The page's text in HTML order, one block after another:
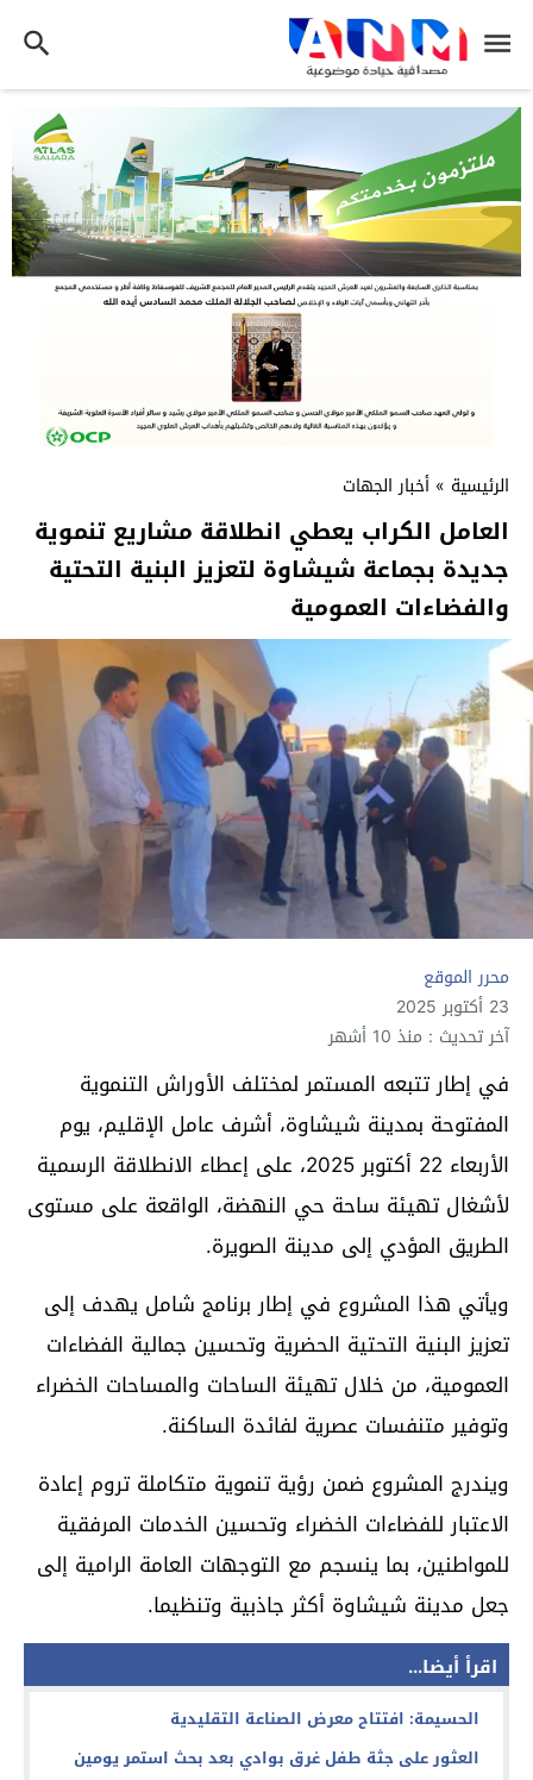
الرئيسية » أخبار الجهات
العامل الكراب يعطي انطلاقة مشاريع تنموية
جديدة بجماعة شيشاوة لتعزيز البنية التحتية
والفضاءات العمومية
محرر الموقع
23 أكتوبر 2025
آخر تحديث : منذ 10 أشهر
في إطار تتبعه المستمر لمختلف الأوراش التنموية
المفتوحة بمدينة شيشاوة، أشرف عامل الإقليم، يوم
الأربعاء 22 أكتوبر 2025، على إعطاء الانطلاقة الرسمية
لأشغال تهيئة ساحة حي النهضة، الواقعة على مستوى
الطريق المؤدي إلى مدينة الصويرة.
ويأتي هذا المشروع في إطار برنامج شامل يهدف إلى
تعزيز البنية التحتية الحضرية وتحسين جمالية الفضاءات
العمومية، من خلال تهيئة الساحات والمساحات الخضراء
وتوفير متنفسات عصرية لفائدة الساكنة.
ويندرج المشروع ضمن رؤية تنموية متكاملة تروم إعادة
الاعتبار للفضاءات الخضراء وتحسين الخدمات المرفقية
للمواطنين، بما ينسجم مع التوجهات العامة الرامية إلى
جعل مدينة شيشاوة أكثر جاذبية وتنظيما.
اقرأ أيضا...
الحسيمة: افتتاح معرض الصناعة التقليدية
العثور على جثة طفل غرق بوادي بعد بحث استمر يومين